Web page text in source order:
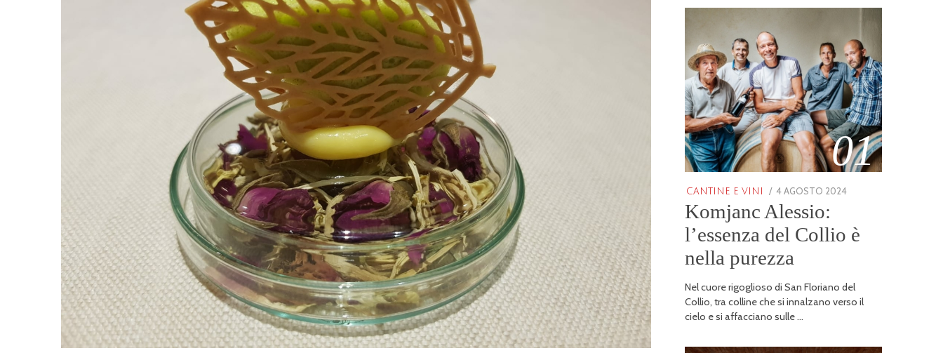
01
CANTINE E VINI
POSTED
ON
4 AGOSTO 2024
Komjanc Alessio:
l’essenza del Collio è
nella purezza
Nel cuore rigoglioso di San Floriano del
Collio, tra colline che si innalzano verso il
cielo e si affacciano sulle …